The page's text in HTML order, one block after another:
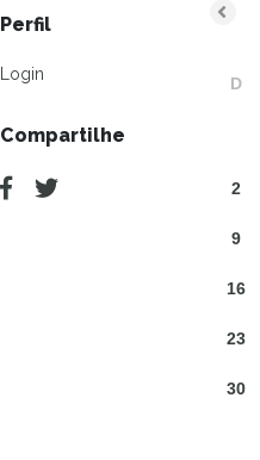
Perfil
Login
Compartilhe
D
2
9
16
23
30